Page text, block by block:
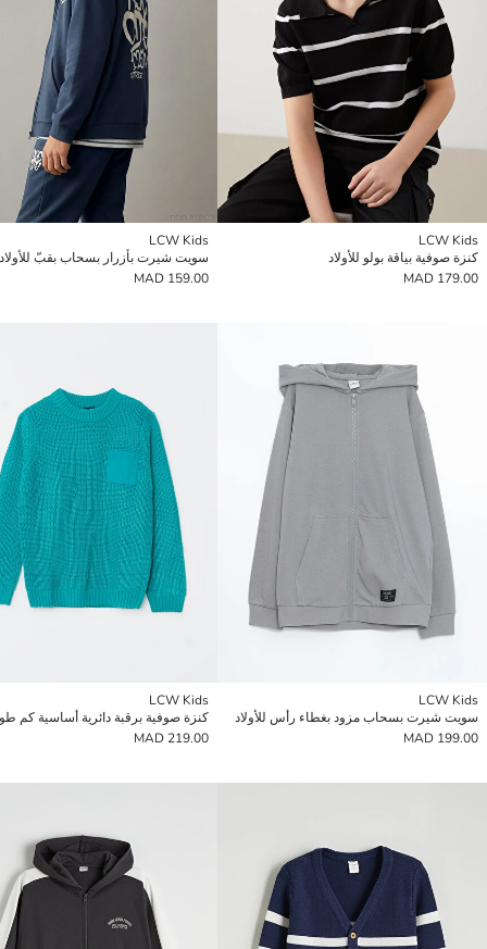
LCW Kids
كنزة صوفية بياقة بولو للأولاد
179.00 MAD
LCW Kids
سويت شيرت بأزرار بسحاب بقبّ للأولاد
159.00 MAD
LCW Kids
سويت شيرت بسحاب مزود بغطاء رأس للأولاد
199.00 MAD
LCW Kids
219.00 MAD